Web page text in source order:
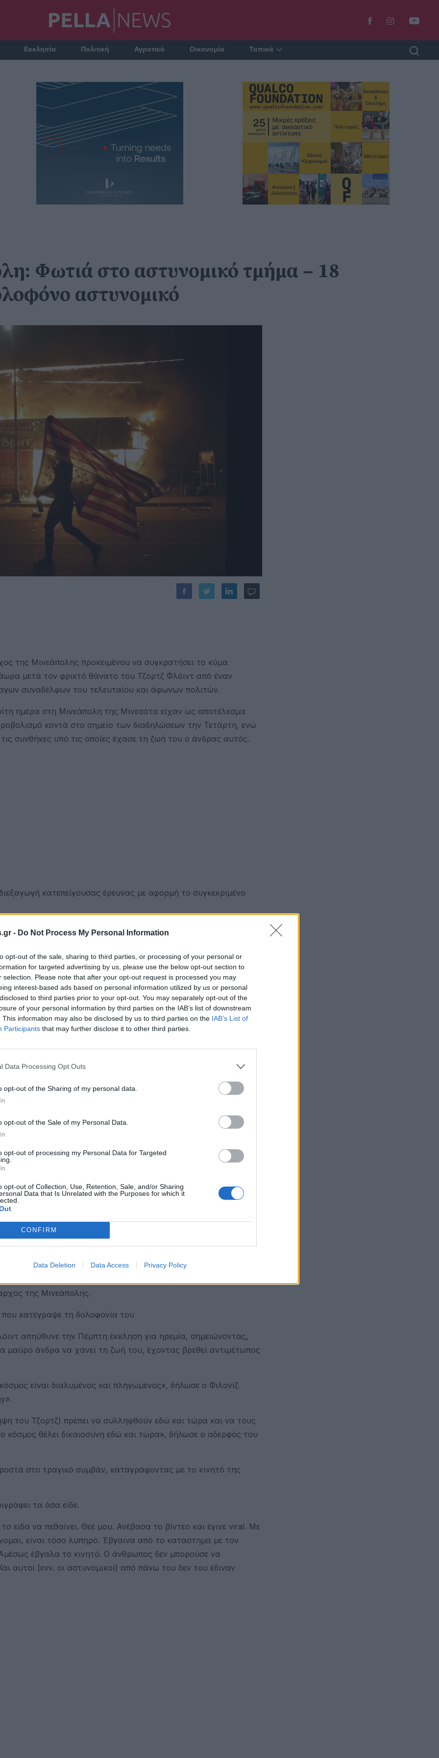
- Do Not Process My Personal Information
opt-out of the sale, sharing to third parties, or processing of your personal or
for targeted advertising by us, please use the below opt-out section to
selection. Please note that after your opt-out request is processed you may
interest-based ads based on personal information utilized by us or personal
to third parties prior to your opt-out. You may separately opt-out of the
of your personal information by third parties on the IAB’s list of downstream
This information may also be disclosed by us to third parties on the IAB’s List of
Participants that may further disclose it to other third parties.
Data Processing Opt Outs
opt-out of the Sharing of my personal data.
opt-out of the Sale of my Personal Data.
opt-out of processing my Personal Data for Targeted
opt-out of Collection, Use, Retention, Sale, and/or Sharing
Data that Is Unrelated with the Purposes for which it
CONFIRM
Data Deletion Data Access Privacy Policy
Εκκλησία Πολιτική Αγροτικά Οικονομία Τοπικά
Φωτιά στο αστυνομικό τμήμα – 18
αστυνομικό
της Μινεάπολης προκειμένου να συγκρατήσει το κύμα
μετά τον φρικτό θάνατο του Τζορτζ Φλόιντ από έναν
συναδέλφων του τελευταίου και άφωνων πολιτών.
ημέρα στη Μινεάπολη της Μινεσότα είχαν ως αποτέλεσμα
κοντά στο σημείο των διαδηλώσεων την Τετάρτη, ενώ
συνθήκες υπό τις οποίες έχασε τη ζωή του ο άνδρας αυτός.
κατεπείγουσας έρευνας με αφορμή το συγκεκριμένο
αστυνομικό τμήμα της πόλης, όπου υπηρετούσαν οι τέσσερις
απόλυσή τους, τυλίχθηκε στις φλόγες και εκκενώθηκε, όταν
φωτιές σε διάφορα σημεία.
να προσπαθεί ακόμη να αξιολογήσει την κατάσταση.
Τζορτζ Φλόιντ, έναν 47χρονο μαύρο πολίτη που
ακινητοποιήσει στο έδαφος, άοπλο και χωρίς χειροπέδες,
τον δήμαρχο της πόλης, Τζέικομπ Φρέι, ο οποίος από την
να καλέσει αστυνομικές ενισχύσεις και τη συμβολή της
περισσότερες από 170 επιχειρήσεις έχουν
φως σχετικά με το ποιόν του αστυνομικού που σκότωσε με τον
γνωστό από το αστυνομικό τμήμα, τον νταή αστυνομικό
Υποθέσεων της αστυνομίας για υπερβολική χρήση
καταγωγής Του Τάο, είχε έξι καταγγελίες, μία εκ των
και ο Τζέι Αλεξάντερ Αλεξάντερ δεν είχαν να
δεν έχουν απαγγελθεί κατηγορίες, αν και η οικογένεια
και οι τέσσερις.
που πατούσε στον λαιμό με το γόνατό του τον Φλόιντ, ο
της Μινεάπολης.
κατέγραψε τη δολοφονία του
απηύθυνε την Πέμπτη έκκληση για ηρεμία, σημειώνοντας,
μαύρο άνδρα να χάνει τη ζωή του, έχοντας βρεθεί αντιμέτωπος
είναι διαλυμένος και πληγωμένος», δήλωσε ο Φιλονίζ
του Τζορτζ) πρέπει να συλληφθούν εδώ και τώρα και να τους
κόσμος θέλει δικαιοσύνη εδώ και τώρα», δήλωσε ο αδερφός του
στο τραγικό συμβάν, καταγράφοντας με το κινητό της
τα όσα είδε.
να πεθαίνει. Θεέ μου. Ανέβασα το βίντεο και έγινε viral. Με
είναι τόσο λυπηρό. Έβγαινα από το κατάστημα με τον
έβγαλα το κινητό. Ο άνθρωπος δεν μπορούσε να
αυτοί (ενν. οι αστυνομικοί) από πάνω του δεν του έδιναν